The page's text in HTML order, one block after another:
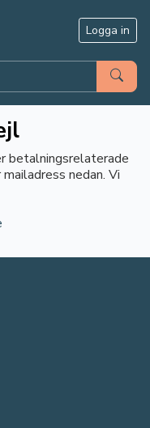
Logga in
betalningsrelaterade
nedan. Vi